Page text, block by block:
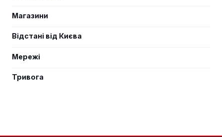
Магазини
Відстані від Києва
Мережі
Тривога